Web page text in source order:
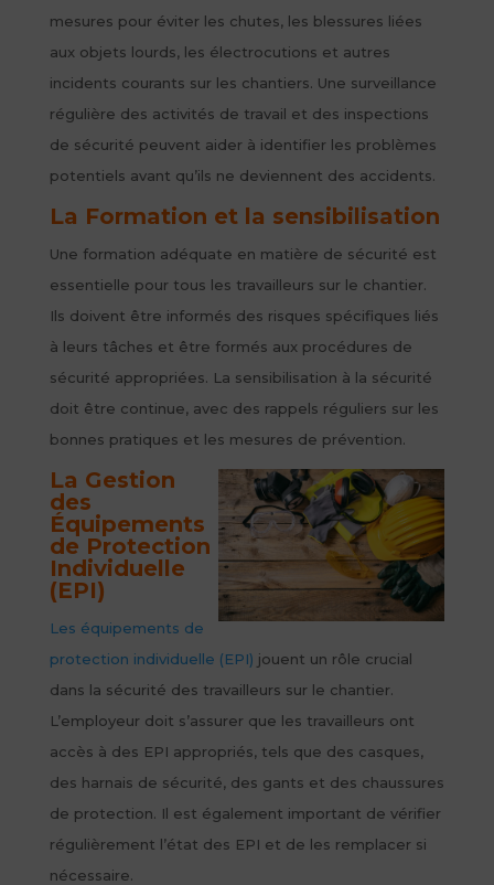
mesures pour éviter les chutes, les blessures liées
aux objets lourds, les électrocutions et autres
incidents courants sur les chantiers. Une surveillance
régulière des activités de travail et des inspections
de sécurité peuvent aider à identifier les problèmes
potentiels avant qu’ils ne deviennent des accidents.
La Formation et la sensibilisation
Une formation adéquate en matière de sécurité est
essentielle pour tous les travailleurs sur le chantier.
Ils doivent être informés des risques spécifiques liés
à leurs tâches et être formés aux procédures de
sécurité appropriées. La sensibilisation à la sécurité
doit être continue, avec des rappels réguliers sur les
bonnes pratiques et les mesures de prévention.
La Gestion
des
Équipements
de Protection
Individuelle
(EPI)
Les équipements de
protection individuelle (EPI) jouent un rôle crucial
dans la sécurité des travailleurs sur le chantier.
L’employeur doit s’assurer que les travailleurs ont
accès à des EPI appropriés, tels que des casques,
des harnais de sécurité, des gants et des chaussures
de protection. Il est également important de vérifier
régulièrement l’état des EPI et de les remplacer si
nécessaire.